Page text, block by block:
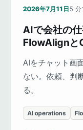
2026年7月11日5 分
AIで会社の仕
FlowAlignと
AIをチャット画
ない。依頼、判
る。
AI operations